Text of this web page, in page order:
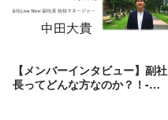
【メンバーインタビュー】副社
長ってどんな方なのか？！-